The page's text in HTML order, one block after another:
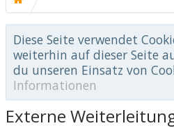
Diese Seite verwendet
weiterhin auf dieser Seite
du unseren Einsatz von
Informationen
Externe